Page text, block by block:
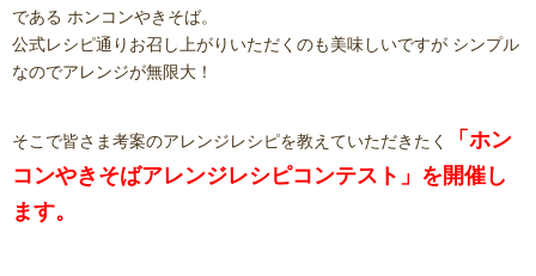
である ホンコンやきそば。
公式レシピ通りお召し上がりいただくのも美味しいですが シンプル
なのでアレンジが無限大！
そこで皆さま考案のアレンジレシピを教えていただきたく
「ホン
コンやきそばアレンジレシピコンテスト」を開催し
ます。